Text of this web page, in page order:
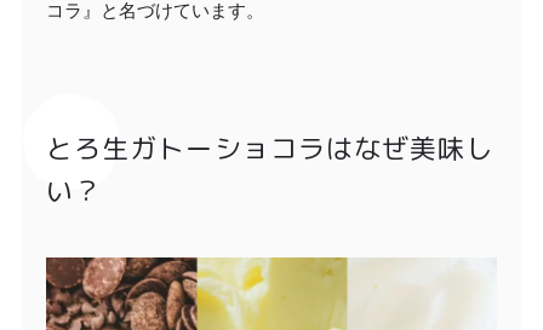
コラ』と名づけています。
とろ生ガトーショコラはなぜ美味し
い？